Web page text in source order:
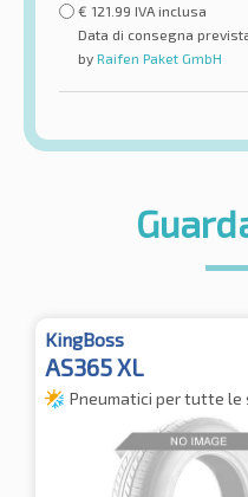
€ 121.99 IVA inclusa
Data di consegna
by Raifen Paket GmbH
KingBoss
AS365 XL
Pneumatici per tutte le